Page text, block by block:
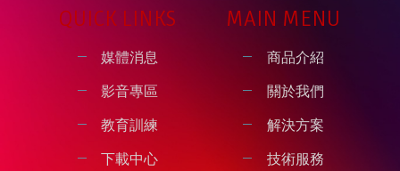
QUICK LINKS
媒體消息
影音專區
教育訓練
下載中心
MAIN MENU
商品介紹
關於我們
解決方案
技術服務